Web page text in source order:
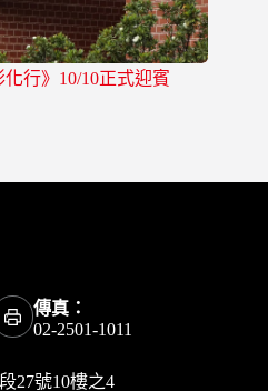
行》10/10正式迎賓
傳真：
02-2501-1011
27號10樓之4